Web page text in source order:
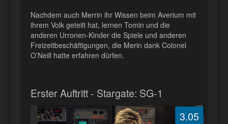
Nachdem auch Merrin ihr Wissen beim Averium mit
ihrem Volk geteilt hat, lernen Tomin und die
anderen Urronen-Kinder die Spiele und anderen
Freizeitbeschäftigungen, die Merin dank Colonel
O’Neill hatte erfahren dürfen.
Erster Auftritt - Stargate: SG-1
3.05